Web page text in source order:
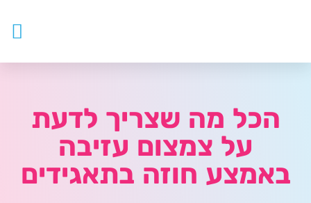
הכל מה שצריך לדעת
על צמצום עזיבה
באמצע חוזה בתאגידים